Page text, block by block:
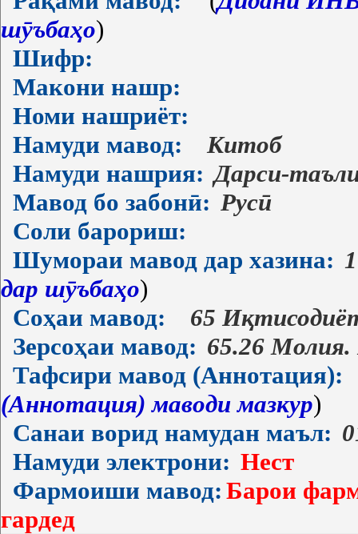
шӯъбаҳо)
Шифр:
Макони нашр:
Номи нашриёт:
Намуди мавод:
Китоб
Намуди нашрия: Дарси-
Мавод бо забонӣ: Русӣ
Соли барориш:
Шумораи мавод дар хазина: 1
дар шӯъбаҳо)
Соҳаи мавод:
65
Зерсоҳаи мавод: 65.26 Молия.
Тафсири мавод (Аннотация):
(Аннотация) маводи мазкур)
Санаи ворид намудан маъл:
Намуди электрони: Нест
Фармоиши мавод: Барои
гардед